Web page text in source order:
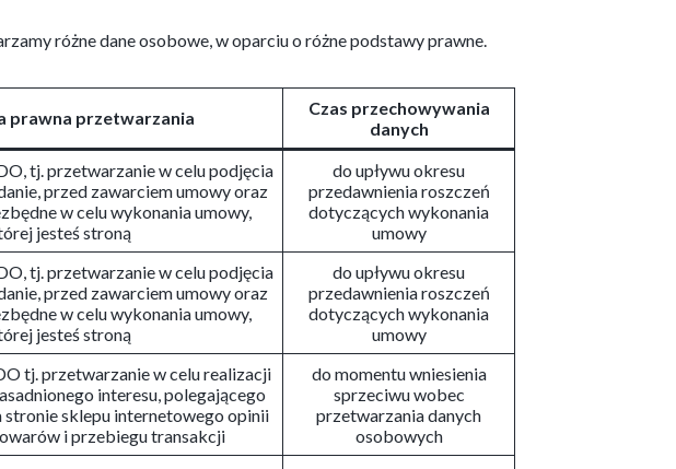
różne dane osobowe, w oparciu o różne podstawy prawne.
prawna przetwarzania
Czas przechowywania
danych
tj. przetwarzanie w celu podjęcia
przed zawarciem umowy oraz
w celu wykonania umowy,
jesteś stroną
do upływu okresu
przedawnienia roszczeń
dotyczących wykonania
umowy
tj. przetwarzanie w celu podjęcia
przed zawarciem umowy oraz
w celu wykonania umowy,
jesteś stroną
do upływu okresu
przedawnienia roszczeń
dotyczących wykonania
umowy
tj. przetwarzanie w celu realizacji
interesu, polegającego
stronie sklepu internetowego opinii
i przebiegu transakcji
do momentu wniesienia
sprzeciwu wobec
przetwarzania danych
osobowych